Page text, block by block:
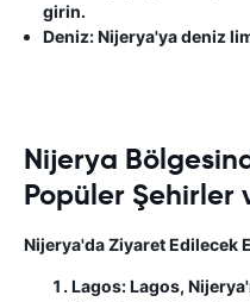
girin.
Deniz: Nijerya'ya deniz
Nijerya
Popüler Şehirler
Nijerya'da Ziyaret Edilecek
Lagos:Lagos,